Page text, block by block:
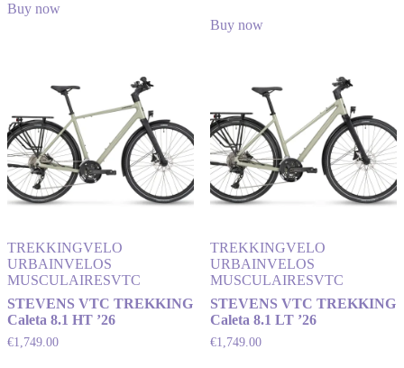
Buy now
Buy now
TREKKINGVELO
URBAINVELOS
MUSCULAIRESVTC
STEVENS VTC TREKKING
Caleta 8.1 HT ’26
€1,749.00
TREKKINGVELO
URBAINVELOS
MUSCULAIRESVTC
STEVENS VTC TREKKING
Caleta 8.1 LT ’26
€1,749.00